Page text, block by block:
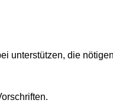
unterstützen, die